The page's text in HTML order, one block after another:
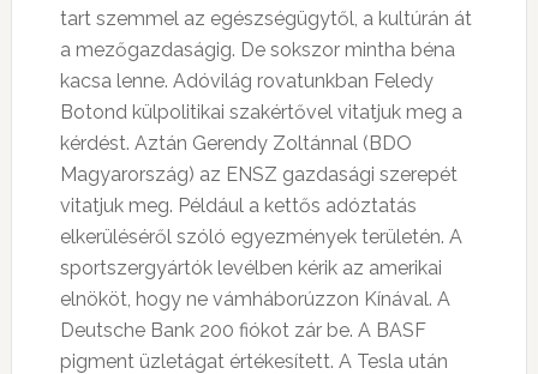
tart szemmel az egészségügytől, a kultúrán át
a mezőgazdaságig. De sokszor mintha béna
kacsa lenne. Adóvilág rovatunkban Feledy
Botond külpolitikai szakértővel vitatjuk meg a
kérdést. Aztán Gerendy Zoltánnal (BDO
Magyarország) az ENSZ gazdasági szerepét
vitatjuk meg. Például a kettős adóztatás
elkerüléséről szóló egyezmények területén. A
sportszergyártók levélben kérik az amerikai
elnököt, hogy ne vámháborúzzon Kínával. A
Deutsche Bank 200 fiókot zár be. A BASF
pigment üzletágat értékesített. A Tesla után